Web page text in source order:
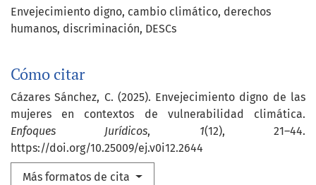
Envejecimiento digno cambio climático derechos
humanos discriminación DESCs
Cómo citar
Cázares Sánchez, C. (2025). Envejecimiento digno de las
mujeres en contextos de vulnerabilidad climática.
Enfoques Jurídicos, 1(12), 21–44.
https://doi.org/10.25009/ej.v0i12.2644
Más formatos de cita